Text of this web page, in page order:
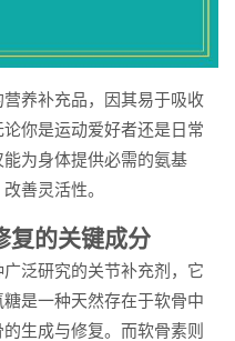
养补充品，因其易于吸收
你是运动爱好者还是日常
为身体提供必需的氨基
善灵活性。
复的关键成分
泛研究的关节补充剂，它
是一种天然存在于软骨中
生成与修复。而软骨素则